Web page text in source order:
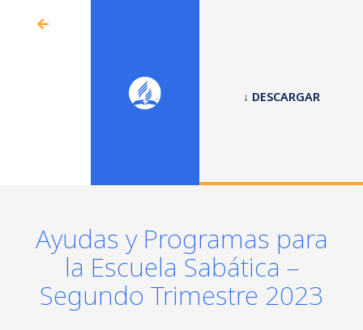
↓ DESCARGAR
Ayudas y Programas para
la Escuela Sabática –
Segundo Trimestre 2023